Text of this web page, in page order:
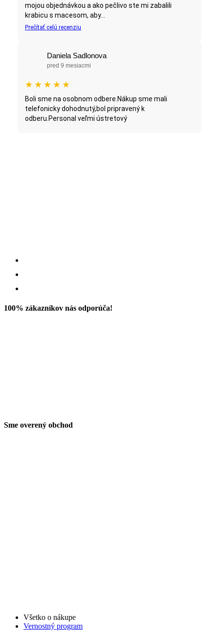
mojou objednávkou a ako pečlivo ste mi zabalili
krabicu s macesom, aby...
Prečítať celú recenziu
Daniela Sadlonova
pred 9 mesiacmi
★ ★ ★ ★ ★
Boli sme na osobnom odbere.Nákup sme mali
telefonicky dohodnutý,bol pripravený k
odberu.Personal veľmi ústretový
100% zákazníkov nás odporúča!
Sme overený obchod
Všetko o nákupe
Vernostný program